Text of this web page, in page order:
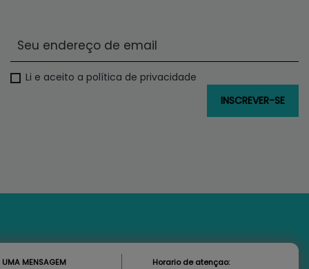
Li e aceito a política de privacidade
UMA MENSAGEM Horario de atençao: